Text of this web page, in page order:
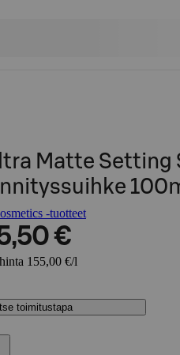
Matte Setting
-tuotteet
€
155,00 €/l
toimitustapa